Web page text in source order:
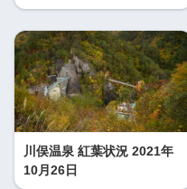
川俣温泉 紅葉状況 2021年
10月26日